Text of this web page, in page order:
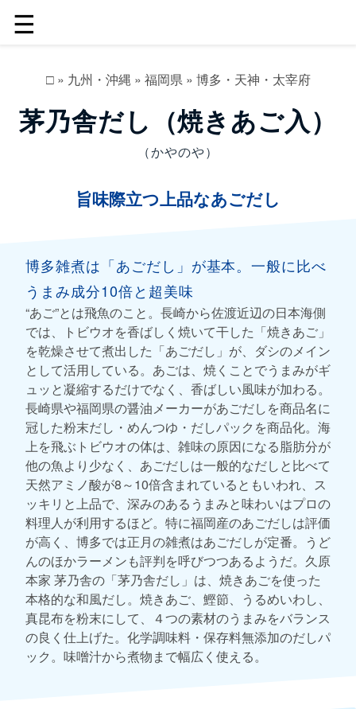
☰
□» 九州・沖縄 » 福岡県» 博多・天神・太宰府
茅乃舎だし（焼きあご入）
（かやのや）
旨味際立つ上品なあごだし
博多雑煮は「あごだし」が基本。一般に比べ
うまみ成分10倍と超美味
“あご”とは飛魚のこと。長崎から佐渡近辺の日本海側
では、トビウオを香ばしく焼いて干した「焼きあご」
を乾燥させて煮出した「あごだし」が、ダシのメイン
として活用している。あごは、焼くことでうまみがギ
ュッと凝縮するだけでなく、香ばしい風味が加わる。
長崎県や福岡県の醤油メーカーがあごだしを商品名に
冠した粉末だし・めんつゆ・だしパックを商品化。海
上を飛ぶトビウオの体は、雑味の原因になる脂肪分が
他の魚より少なく、あごだしは一般的なだしと比べて
天然アミノ酸が8～10倍含まれているともいわれ、ス
ッキリと上品で、深みのあるうまみと味わいはプロの
料理人が利用するほど。特に福岡産のあごだしは評価
が高く、博多では正月の雑煮はあごだしが定番。うど
んのほかラーメンも評判を呼びつつあるようだ。久原
本家 茅乃舎の「茅乃舎だし」は、焼きあごを使った
本格的な和風だし。焼きあご、鰹節、うるめいわし、
真昆布を粉末にして、４つの素材のうまみをバランス
の良く仕上げた。化学調味料・保存料無添加のだしパ
ック。味噌汁から煮物まで幅広く使える。